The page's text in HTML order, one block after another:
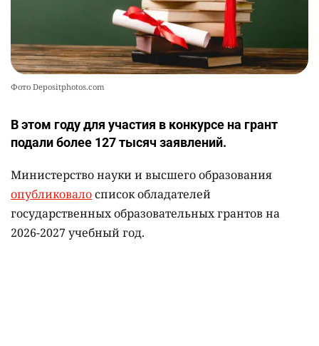
Фото Depositphotos.com
В этом году для участия в конкурсе на грант
подали более 127 тысяч заявлений.
Министерство науки и высшего образования
опубликовалосписок обладателей
государственных образовательных грантов на
2026-2027 учебный год.